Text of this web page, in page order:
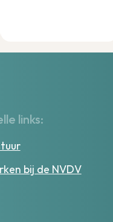
links:
bij de NVDV